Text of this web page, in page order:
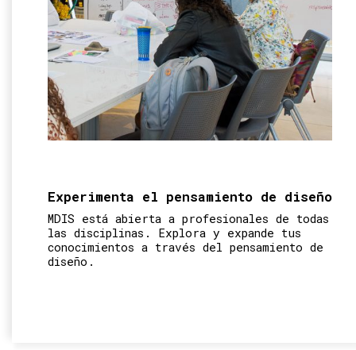
Experimenta el pensamiento de diseño
MDIS está abierta a profesionales de todas
las disciplinas. Explora y expande tus
conocimientos a través del pensamiento de
diseño.